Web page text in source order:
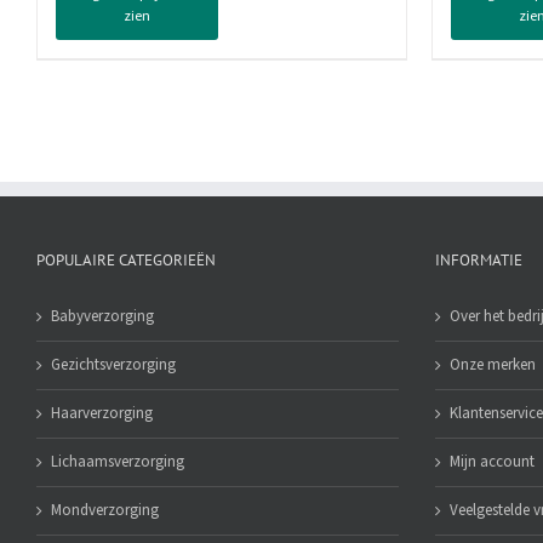
aantal
zien
Strips
zien
POPULAIRE CATEGORIEËN
Babyverzorging
Gezichtsverzorging
Haarverzorging
Lichaamsverzorging
Mondverzorging
INFORMATIE
Over het
Onze merken
Klantenservice
Mijn account
Veelgestelde